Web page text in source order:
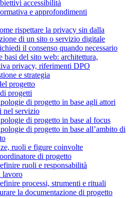
accessibilità
e approfondimenti
rispettare la privacy sin dalla
di un sito o servizio digitale
il consenso quando necessario
basi del sito web: architettura,
privacy, riferimenti DPO
e strategia
progetto
progetti
di progetto in base agli attori
nel servizio
di progetto in base al focus
di progetto in base all’ambito di
ruoli e figure coinvolte
di progetto
ruoli e responsabilità
lavoro
processi, strumenti e rituali
la documentazione di progetto